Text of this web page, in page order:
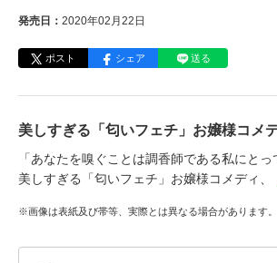
発売日： 2020年02月22日
ポスト シェア 送る
美しすぎる「匂いフェチ」お嬢様コメ
「あなたを嗅ぐことは調香師である私にとっ
美しすぎる「匂いフェチ」お嬢様コメディ、
※画像は表紙及び帯等、実際とは異なる場合があります。